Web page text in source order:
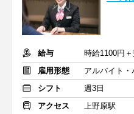
給与
雇用形態
アルバイト・
シフト
週3日
アクセス
上野原駅